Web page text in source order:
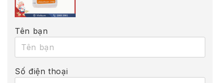
Tên bạn
Số điện thoại